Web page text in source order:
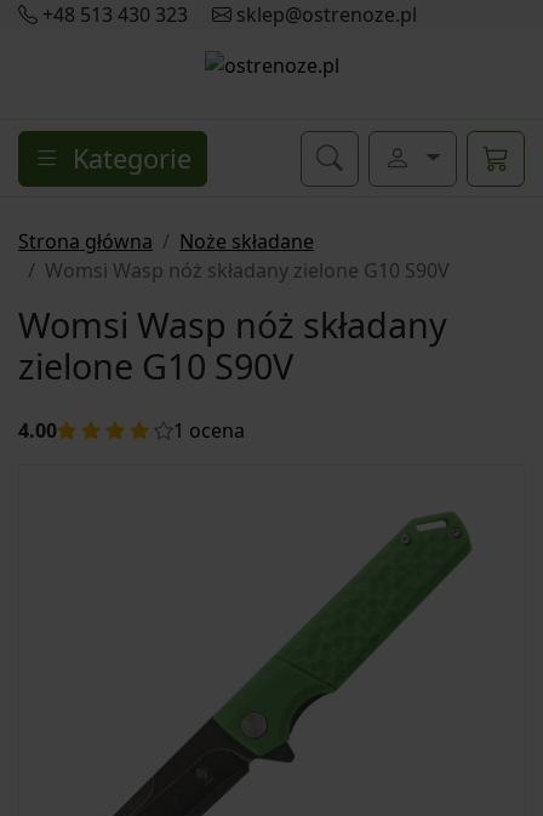
+48 513 430 323 sklep@ostrenoze.pl
Kategorie
Strona główna
Noże składane
Womsi Wasp nóż składany zielone G10 S90V
Womsi Wasp nóż składany
zielone G10 S90V
4.00 1 ocena